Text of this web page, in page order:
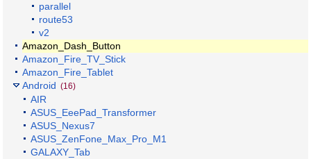
parallel
route53
v2
Amazon_Dash_Button
Amazon_Fire_TV_Stick
Amazon_Fire_Tablet
Android (16)
AIR
ASUS_EeePad_Transformer
ASUS_Nexus7
ASUS_ZenFone_Max_Pro_M1
GALAXY_Tab